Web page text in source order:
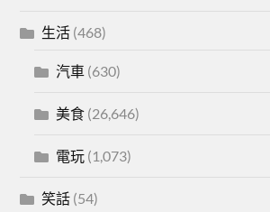
生活 (468)
汽車 (630)
美食 (26,646)
電玩 (1,073)
笑話 (54)